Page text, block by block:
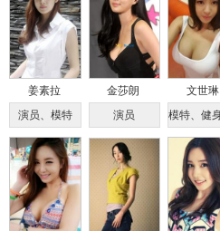
姜素拉
演员、模特
金莎朗
演员
文世琳